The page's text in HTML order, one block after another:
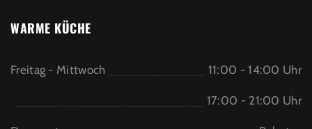
WARME KÜCHE
Freitag - Mittwoch 11:00 - 14:00 Uhr
17:00 - 21:00 Uhr